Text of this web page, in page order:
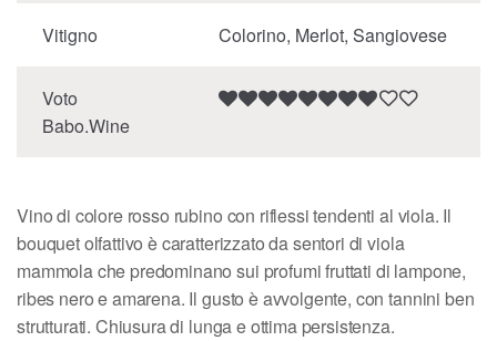
Vitigno Colorino, Merlot, Sangiovese
Voto
Babo.Wine
Vino di colore rosso rubino con riflessi tendenti al viola. Il
bouquet olfattivo è caratterizzato da sentori di viola
mammola che predominano sui profumi fruttati di lampone,
ribes nero e amarena. Il gusto è avvolgente, con tannini ben
strutturati. Chiusura di lunga e ottima persistenza.